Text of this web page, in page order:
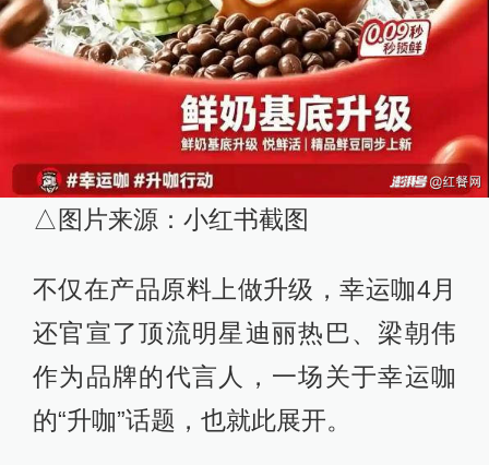
△图片来源：小红书截图
不仅在产品原料上做升级，幸运咖4月
还官宣了顶流明星迪丽热巴、梁朝伟
作为品牌的代言人，一场关于幸运咖
的“升咖”话题，也就此展开。